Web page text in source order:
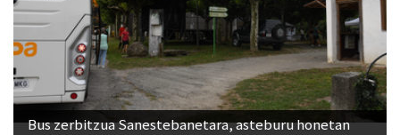
Bus zerbitzua Sanestebanetara, asteburu honetan